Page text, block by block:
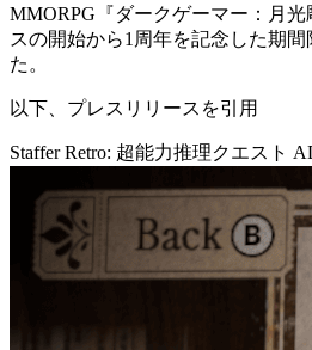
MMORPG『ダークゲーマー：月光
スの開始から1周年を記念した期
た。
以下、プレスリリースを引用
Staffer Retro: 超能力推理クエスト